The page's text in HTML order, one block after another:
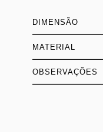
DIMENSÃO
MATERIAL
OBSERVAÇÕES